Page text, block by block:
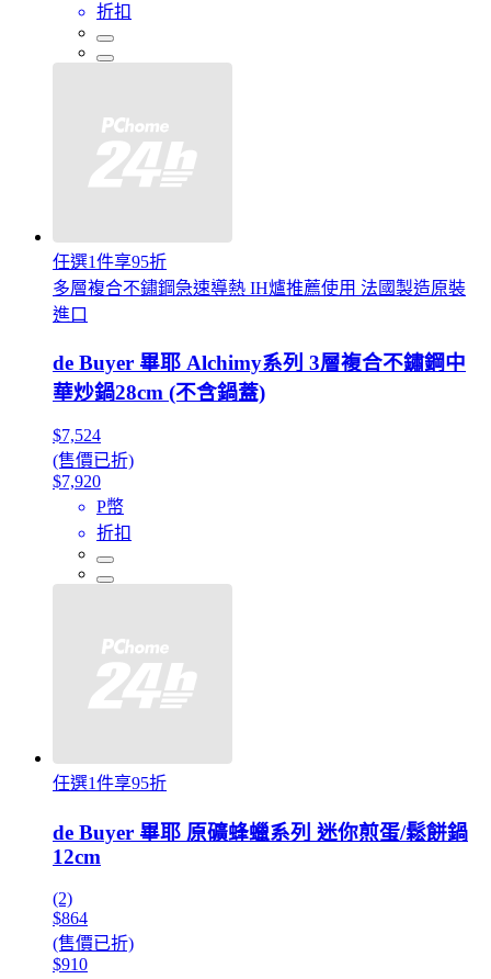
折扣
任選1件享95折
多層複合不鏽鋼急速導熱 IH爐推薦使用 法國製造原裝
進口
de Buyer 畢耶 Alchimy系列 3層複合不鏽鋼中
華炒鍋28cm (不含鍋蓋)
$7,524
(售價已折)
$7,920
P幣
折扣
任選1件享95折
de Buyer 畢耶 原礦蜂蠟系列 迷你煎蛋/鬆餅鍋
12cm
(2)
$864
(售價已折)
$910